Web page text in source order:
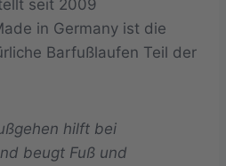
seit 2009
in Germany ist die
Barfußlaufen Teil der
hilft bei
beugt Fuß und